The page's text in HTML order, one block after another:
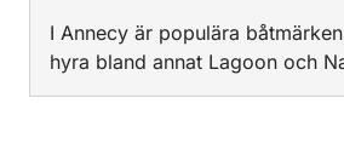
I Annecy är populära
hyra bland annat Lagoon och